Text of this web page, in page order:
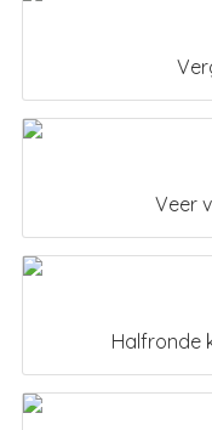
Veer
Halfronde